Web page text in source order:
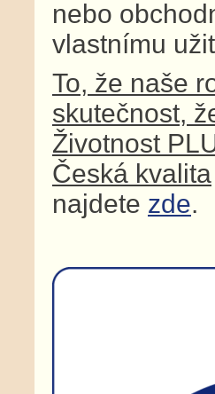
nebo
vlastnímu
To, že naše
skutečnost,
Životnost
Česká kvalita
najdete zde.